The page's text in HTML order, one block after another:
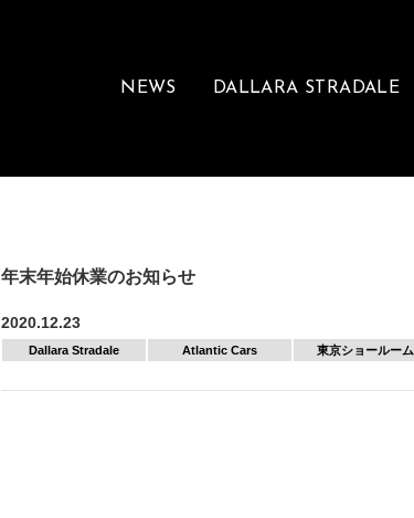
NEWS DALLARA STRADALE
年末年始休業のお知らせ
2020.12.23
Dallara Stradale Atlantic Cars 東京ショールーム